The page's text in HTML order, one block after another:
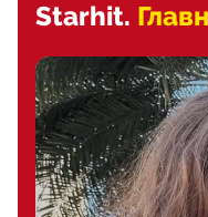
Starhit.